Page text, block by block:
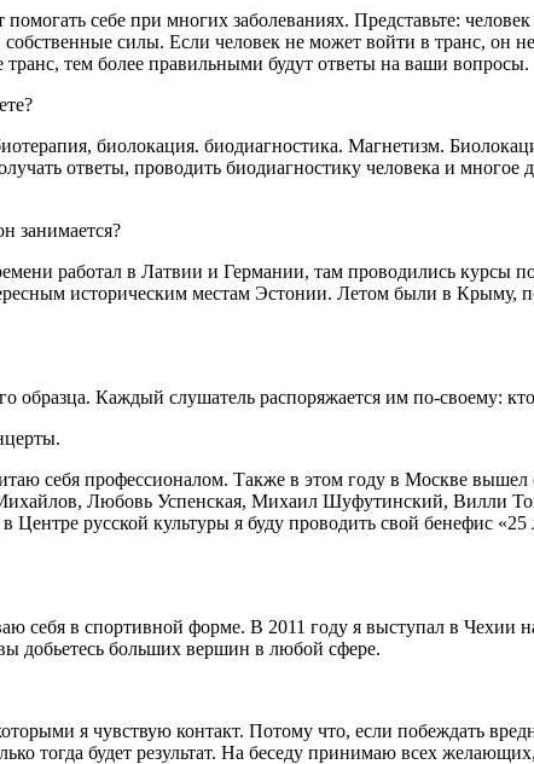
себе при многих заболеваниях. Представьте:
силы. Если человек не может войти в транс, он
тем более правильными будут ответы на ваши вопросы.
биолокация. биодиагностика. Магнетизм.
ответы, проводить биодиагностику человека и
занимается?
работал в Латвии и Германии, там проводились
историческим местам Эстонии. Летом были в Крыму,
образца. Каждый слушатель распоряжается им по-своему:
себя профессионалом. Также в этом году в Москве
Любовь Успенская, Михаил Шуфутинский, Вилли
Центре русской культуры я буду проводить свой бенефис
себя в спортивной форме. В 2011 году я выступал в Чехии
добьетесь больших вершин в любой сфере.
я чувствую контакт. Потому что, если побеждать
тогда будет результат. На беседу принимаю всех